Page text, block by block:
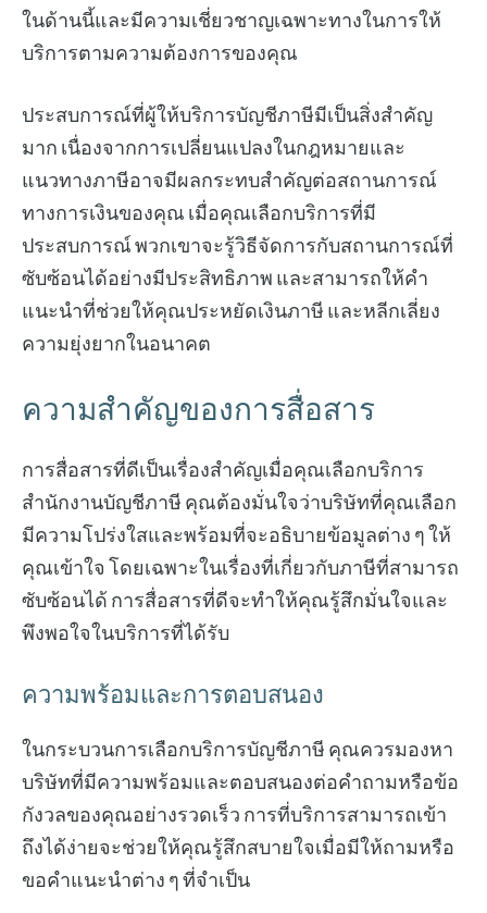
ในด้านนี้และมีความเชี่ยวชาญเฉพาะทางในการให้
บริการตามความต้องการของคุณ
ประสบการณ์ที่ผู้ให้บริการบัญชีภาษีมีเป็นสิ่งสำคัญ
มาก เนื่องจากการเปลี่ยนแปลงในกฎหมายและ
แนวทางภาษีอาจมีผลกระทบสำคัญต่อสถานการณ์
ทางการเงินของคุณ เมื่อคุณเลือกบริการที่มี
ประสบการณ์ พวกเขาจะรู้วิธีจัดการกับสถานการณ์ที่
ซับซ้อนได้อย่างมีประสิทธิภาพ และสามารถให้คำ
แนะนำที่ช่วยให้คุณประหยัดเงินภาษี และหลีกเลี่ยง
ความยุ่งยากในอนาคต
ความสำคัญของการสื่อสาร
การสื่อสารที่ดีเป็นเรื่องสำคัญเมื่อคุณเลือกบริการ
สำนักงานบัญชีภาษี คุณต้องมั่นใจว่าบริษัทที่คุณเลือก
มีความโปร่งใสและพร้อมที่จะอธิบายข้อมูลต่าง ๆ ให้
คุณเข้าใจ โดยเฉพาะในเรื่องที่เกี่ยวกับภาษีที่สามารถ
ซับซ้อนได้ การสื่อสารที่ดีจะทำให้คุณรู้สึกมั่นใจและ
พึงพอใจในบริการที่ได้รับ
ความพร้อมและการตอบสนอง
ในกระบวนการเลือกบริการบัญชีภาษี คุณควรมองหา
บริษัทที่มีความพร้อมและตอบสนองต่อคำถามหรือข้อ
กังวลของคุณอย่างรวดเร็ว การที่บริการสามารถเข้า
ถึงได้ง่ายจะช่วยให้คุณรู้สึกสบายใจเมื่อมีให้ถามหรือ
ขอคำแนะนำต่าง ๆ ที่จำเป็น